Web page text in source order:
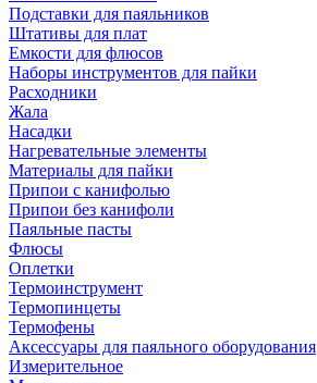
Подставки для паяльников
Штативы для плат
Емкости для флюсов
Наборы инструментов для пайки
Расходники
Жала
Насадки
Нагревательные элементы
Материалы для пайки
Припои с канифолью
Припои без канифоли
Паяльные пасты
Флюсы
Оплетки
Термоинструмент
Термопинцеты
Термофены
Аксессуары для паяльного оборудования
Измерительное